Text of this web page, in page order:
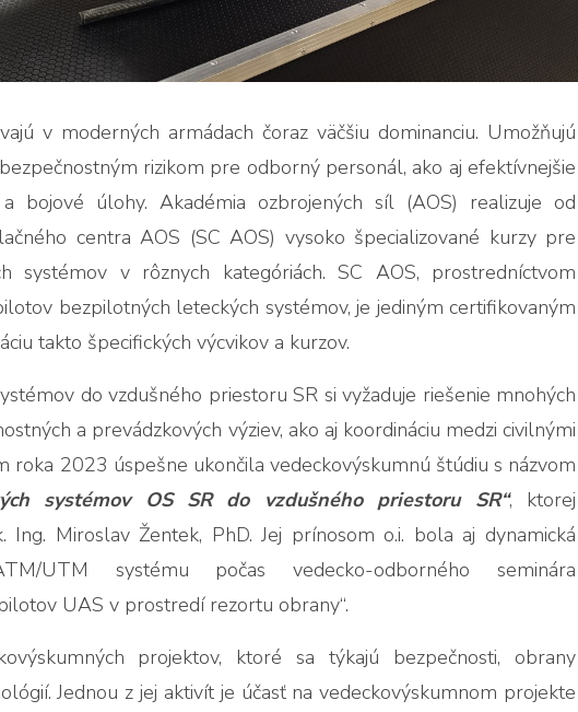
v moderných armádach čoraz väčšiu dominanciu. Umožňujú
rizikom pre odborný personál, ako aj efektívnejšie
bojové úlohy. Akadémia ozbrojených síl (AOS) realizuje od
centra AOS (SC AOS) vysoko špecializované kurzy pre
systémov v rôznych kategóriách. SC AOS, prostredníctvom
bezpilotných leteckých systémov, je jediným certifikovaným
takto špecifických výcvikov a kurzov.
do vzdušného priestoru SR si vyžaduje riešenie mnohých
a prevádzkových výziev, ako aj koordináciu medzi civilnými
roka 2023 úspešne ukončila vedeckovýskumnú štúdiu s názvom
systémov OS SR do vzdušného priestoru SR“, ktorej
Miroslav Žentek, PhD. Jej prínosom o.i. bola aj dynamická
UTM systému počas vedecko-odborného seminára
UAS v prostredí rezortu obrany“.
projektov, ktoré sa týkajú bezpečnosti, obrany
Jednou z jej aktivít je účasť na vedeckovýskumnom projekte